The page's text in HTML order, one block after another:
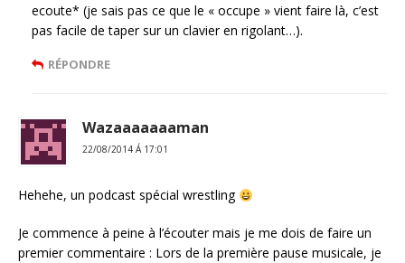
ecoute* (je sais pas ce que le « occupe » vient faire là, c’est
pas facile de taper sur un clavier en rigolant…).
RÉPONDRE
Wazaaaaaaaman
22/08/2014 Á 17:01
Hehehe, un podcast spécial wrestling
Je commence à peine à l’écouter mais je me dois de faire un
premier commentaire : Lors de la première pause musicale, je